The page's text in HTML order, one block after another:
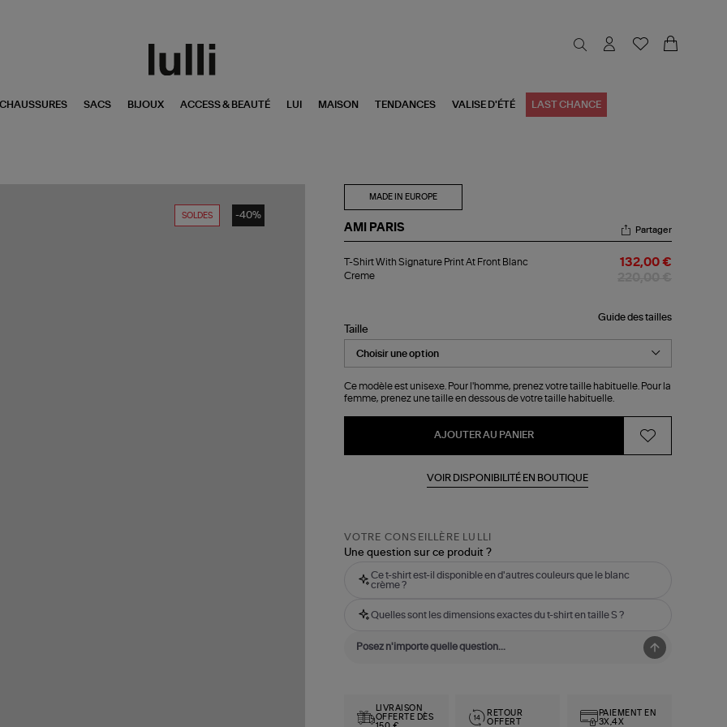
CHAUSSURES SACS BIJOUX ACCESS & BEAUTÉ LUI MAISON TENDANCES VALISE D'ÉTÉ LAST CHANCE
SOLDES -40%
MADE IN EUROPE
AMI PARIS
Shirt
With
Front
Blanc
Creme
Partager
T-Shirt With Signature Print At Front Blanc
Creme
132,00 €
Guide des tailles
Taille
Ce modèle est unisexe. Pour l'homme, prenez votre taille habituelle. Pour la
femme, prenez une taille en dessous de votre taille habituelle.
AJOUTER AU PANIER
VOIR DISPONIBILITÉ EN BOUTIQUE
VOTRE CONSEILLÈRE LULLI
Une question sur ce produit ?
Ce t-shirt est-il disponible en d'autres couleurs que le blanc
crème ?
Quelles sont les dimensions exactes du t-shirt en taille S ?
LIVRAISON
OFFERTE DÈS
RETOUR
OFFERT
PAIEMENT EN
3X,4X